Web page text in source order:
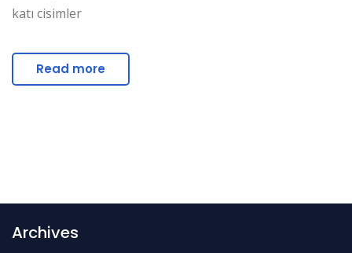
katı cisimler
Read more
Archives